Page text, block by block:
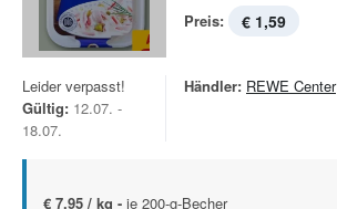
Preis: € 1,59
Leider verpasst!
Gültig: 12.07. -
18.07.
Händler: REWE Center
€ 7,95 / kg - je 200-g-Becher